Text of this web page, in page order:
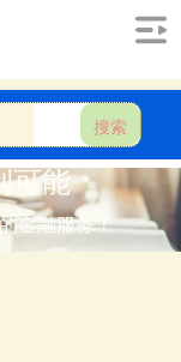
搜索
可能
金融服务！